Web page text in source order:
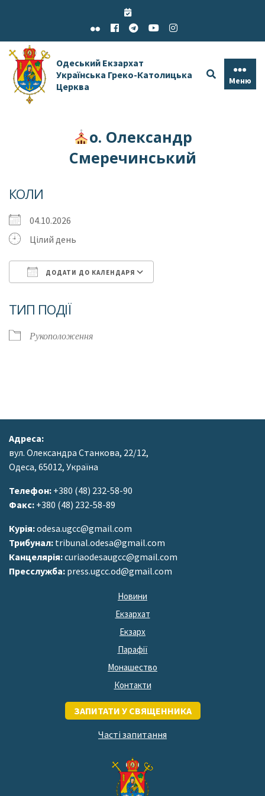
Одеський Екзархат
Українська Греко-Католицька
Церква
Меню
о. Олександр
Смеречинський
КОЛИ
04.10.2026
Цілий день
ДОДАТИ ДО КАЛЕНДАРЯ
ТИП ПОДІЇ
Рукоположення
Адреса:
вул. Олександра Станкова, 22/12,
Одеса, 65012, Україна
Телефон: +380 (48) 232-58-90
Факс: +380 (48) 232-58-89
Курія:odesa.ugcc@gmail.com
Трибунал: tribunal.odesa@gmail.com
Канцелярія:curiaodesaugcc@gmail.com
Пресслужба: press.ugcc.od@gmail.com
Новини
Екзархат
Екзарх
Парафії
Монашество
Контакти
ЗАПИТАТИ У СВЯЩЕННИКА
Часті запитання